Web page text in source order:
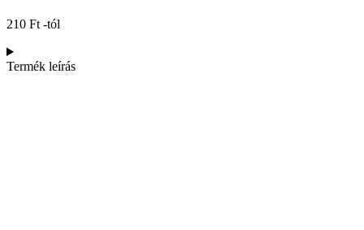
210 Ft -tól
Termék leírás